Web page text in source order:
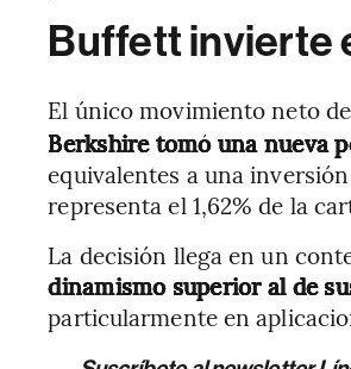
Buffett invierte
El único movimiento neto
Berkshire tomó una nueva
equivalentes a una
representa el 1,62% de la
La decisión llega en un
dinamismo superior al de
particularmente en